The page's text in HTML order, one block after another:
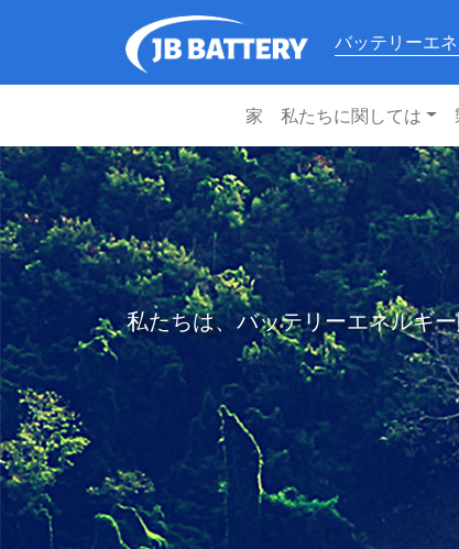
バッテリーエ
家 私たちに関しては
私たちは、バッテリーエネルギ